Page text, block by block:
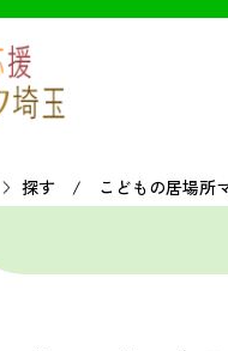
探す / こどもの居場